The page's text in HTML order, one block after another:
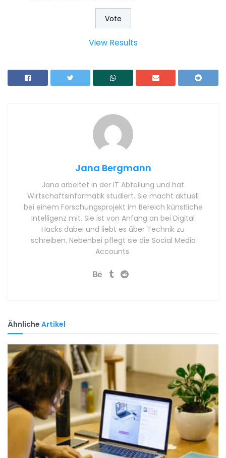
View Results
Jana Bergmann
Jana arbeitet in der IT Abteilung und hat
Wirtschaftsinformatik studiert. Sie macht aktuell
bei einem Forschungsprojekt im Bereich künstliche
Intelligenz mit. Sie ist von Anfang an bei Digital
Hacks dabei und liebt es über Technik zu
schreiben. Nebenbei pflegt sie die Social Media
Accounts.
Ähnliche Artikel